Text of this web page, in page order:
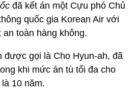
đã kết án một Cựu phó Chủ
quốc gia Korean Air với
toàn hàng không.
được gọi là Cho Hyun-ah, đã
khi mức án tù tối đa cho
10 năm.